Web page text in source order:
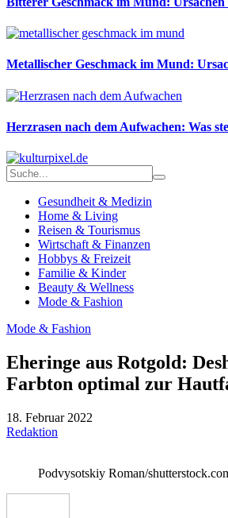
Metallischer Geschmack im Mund:
Herzrasen nach dem Aufwachen: Was
Gesundheit & Medizin
Home & Living
Reisen & Tourismus
Wirtschaft & Finanzen
Hobbys & Freizeit
Familie & Kinder
Beauty & Wellness
Mode & Fashion
Mode & Fashion
Eheringe aus Rotgold:
Farbton optimal zur
18. Februar 2022
Redaktion
Podvysotskiy Roman/